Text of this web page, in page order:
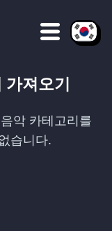
가져오기
악 카테고리를
습니다.